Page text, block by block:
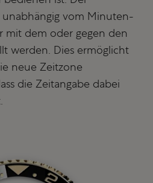
vom Minuten-
mit dem oder gegen den
werden. Dies ermöglicht
neue Zeitzone
die Zeitangabe dabei